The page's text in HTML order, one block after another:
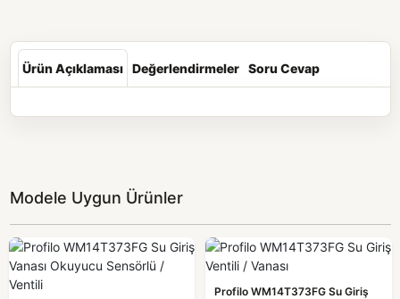
Ürün Açıklaması Değerlendirmeler Soru Cevap
Modele Uygun Ürünler
Profilo WM14T373FG Su Giriş